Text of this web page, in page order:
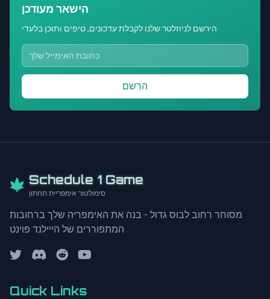
הישאר מעודכן
הירשם לניוזלטר שלנו לקבלת עדכונים, טיפים ותוכן בלעדי
הרשם
Schedule 1 Game
סימולטור אימפריית תחתון
מסוחר רחוב לבוס גדול - בנה את האימפריה שלך ברחובות
המתפוררים של הייילנד פוינט
Quick Links